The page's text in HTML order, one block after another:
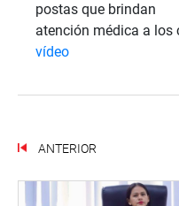
postas que brindan
atención médica a los
vídeo
ANTERIOR